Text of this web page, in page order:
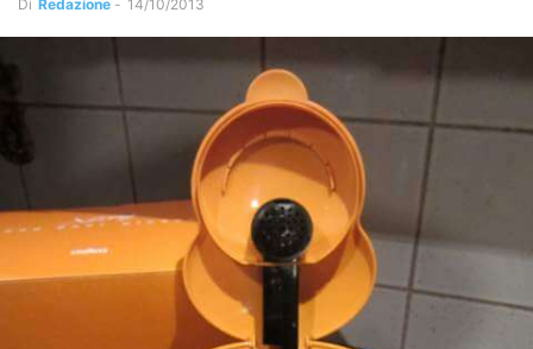
Di Redazione - 14/10/2013